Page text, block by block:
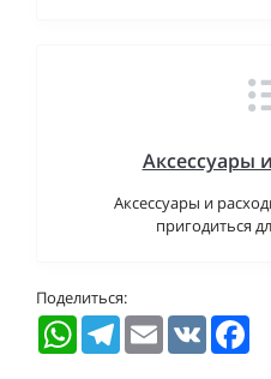
Аксессуары
Аксессуары и
пригодиться
Поделиться:
WhatsAppTelegramEmail VK